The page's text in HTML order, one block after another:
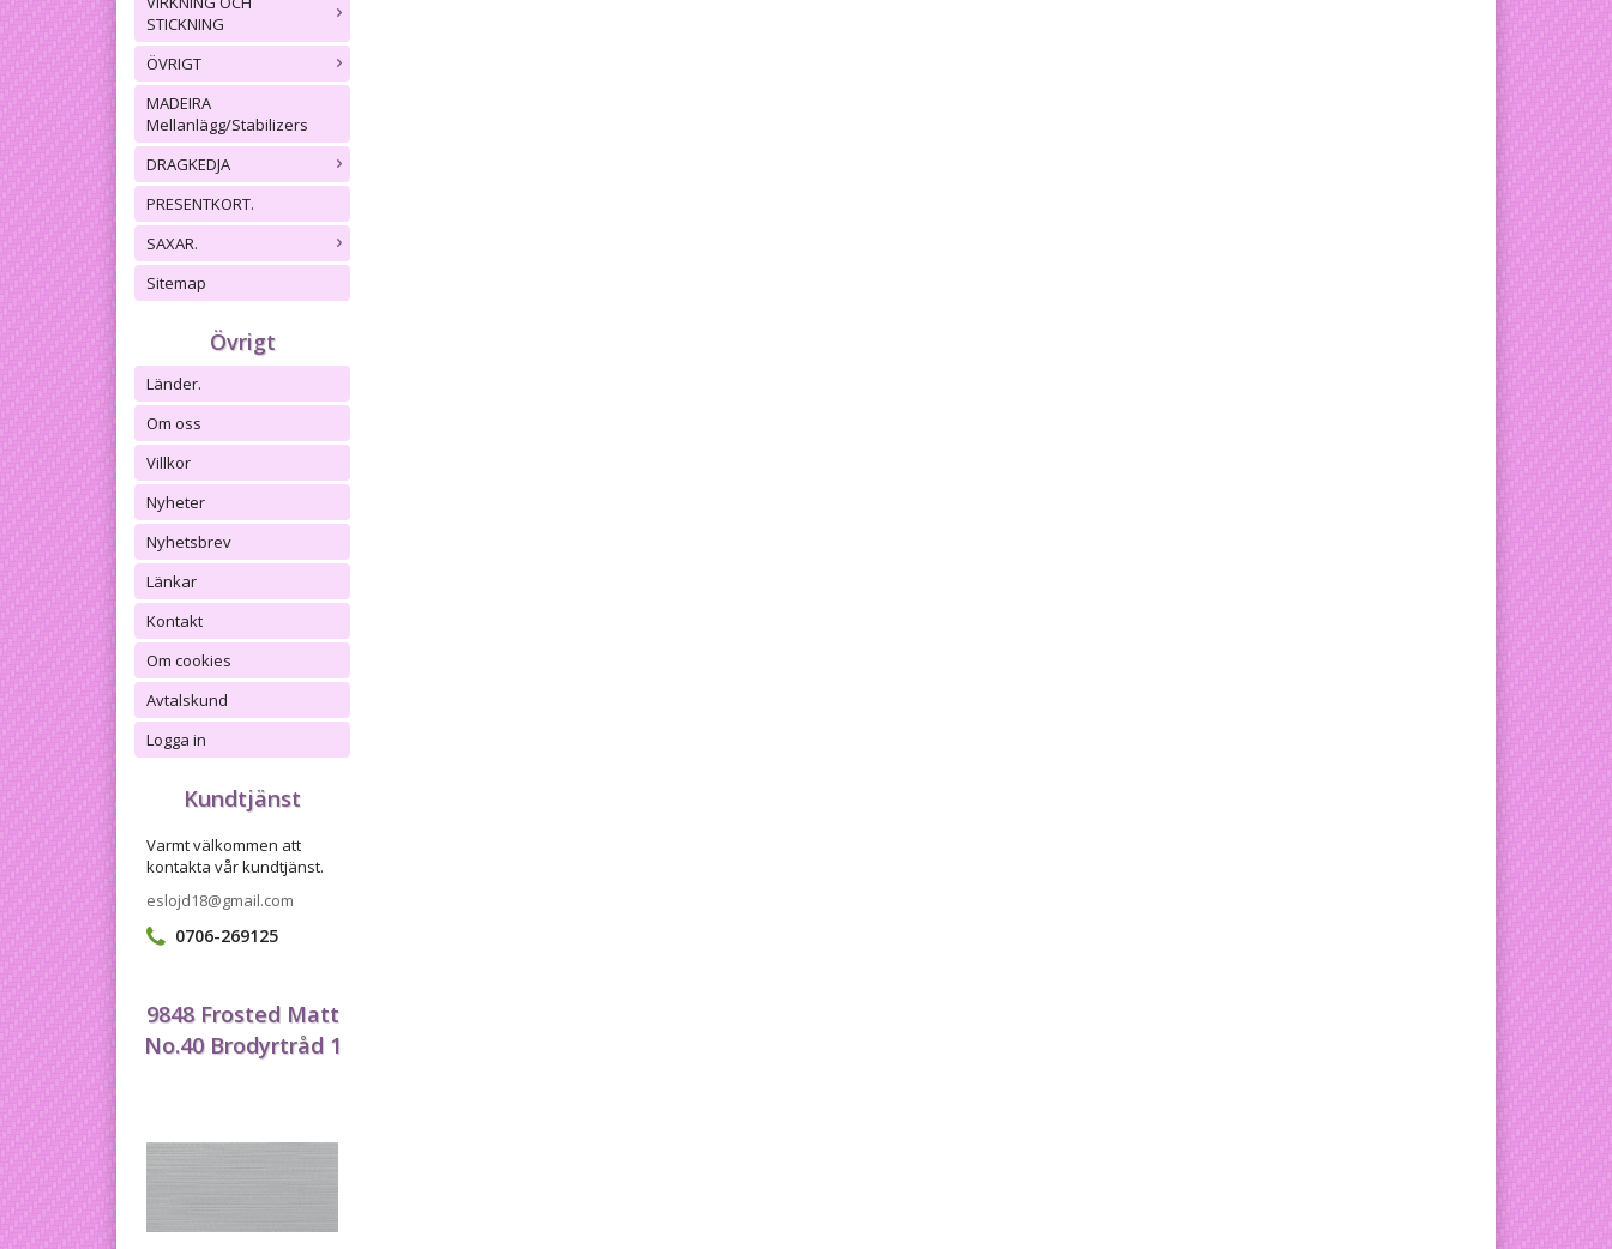
STICKNING
ÖVRIGT
MADEIRA
Mellanlägg/Stabilizers
DRAGKEDJA
PRESENTKORT.
SAXAR.
Sitemap
Övrigt
Länder.
Om oss
Villkor
Nyheter
Nyhetsbrev
Länkar
Kontakt
Om cookies
Avtalskund
Logga in
Kundtjänst
Varmt välkommen att
kontakta vår kundtjänst.
eslojd18@gmail.com
0706-269125
9848 Frosted Matt
No.40 Brodyrtråd 1